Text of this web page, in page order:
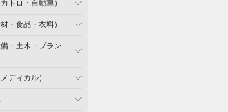
トロ・自動車）
・食品・衣料）
・土木・プラン
ディカル）